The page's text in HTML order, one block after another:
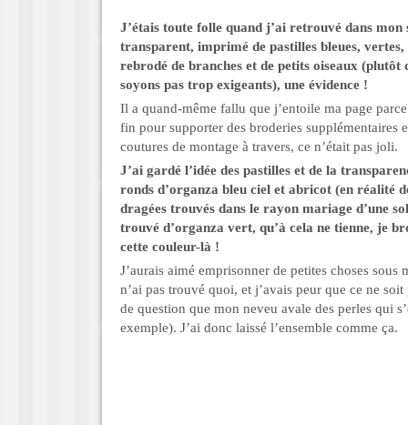
J’étais toute folle quand j’ai retrouvé dans mon
transparent, imprimé de pastilles bleues, vertes,
rebrodé de branches et de petits oiseaux (plutôt
soyons pas trop exigeants), une évidence !
Il a quand-même fallu que j’entoile ma page
fin pour supporter des broderies supplémentaires
coutures de montage à travers, ce n’était pas joli.
J’ai gardé l’idée des pastilles et de la
ronds d’organza bleu ciel et abricot (en réalité
dragées trouvés dans le rayon mariage d’une
trouvé d’organza vert, qu’à cela ne tienne, je
cette couleur-là !
J’aurais aimé emprisonner de petites choses sous
n’ai pas trouvé quoi, et j’avais peur que ce ne soit
de question que mon neveu avale des perles qui
exemple). J’ai donc laissé l’ensemble comme ça.